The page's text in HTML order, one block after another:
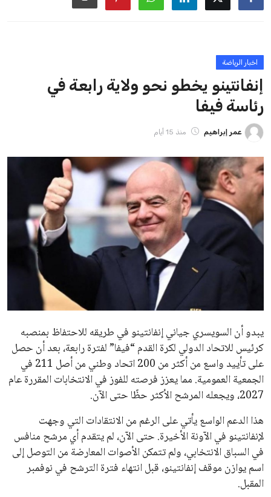
ايوا مصر
الاخبار الشائعة
إنفانتينو يخطو نحو ولاية رابعة في رئاسة فيفا
عمر إبراهيم
مستثمر هندي بريطاني يسعى لامتلاك حصة
عمر إبراهيم 22 يوليو 2026
تحقق من قهوتك المغشوشة 7 علامات تدل
على جودتها قبل أول رشفة
خالد فؤاد 18 يوليو 2026
القائمة البريدية
انضم إلى قائمة المشتركين لدينا لتحصل على أحدث الأخبار، التحديثات
والعروض الخاصة مباشرة في صندوق بريدك